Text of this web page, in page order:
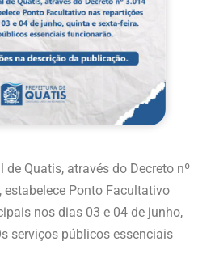
Quatis, através do Decreto nº
Ponto Facultativo
nos dias 03 e 04 de junho,
serviços públicos essenciais